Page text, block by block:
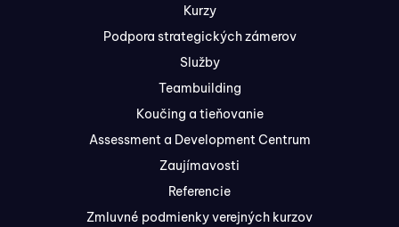
Kurzy
Podpora strategických zámerov
Služby
Teambuilding
Koučing a tieňovanie
Assessment a Development Centrum
Zaujímavosti
Referencie
Zmluvné podmienky verejných kurzov